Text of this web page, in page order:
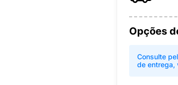
Opções
Consulte
de entrega,